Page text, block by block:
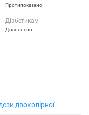
Протипоказано
Діабетикам
Дозволено
двоколірної